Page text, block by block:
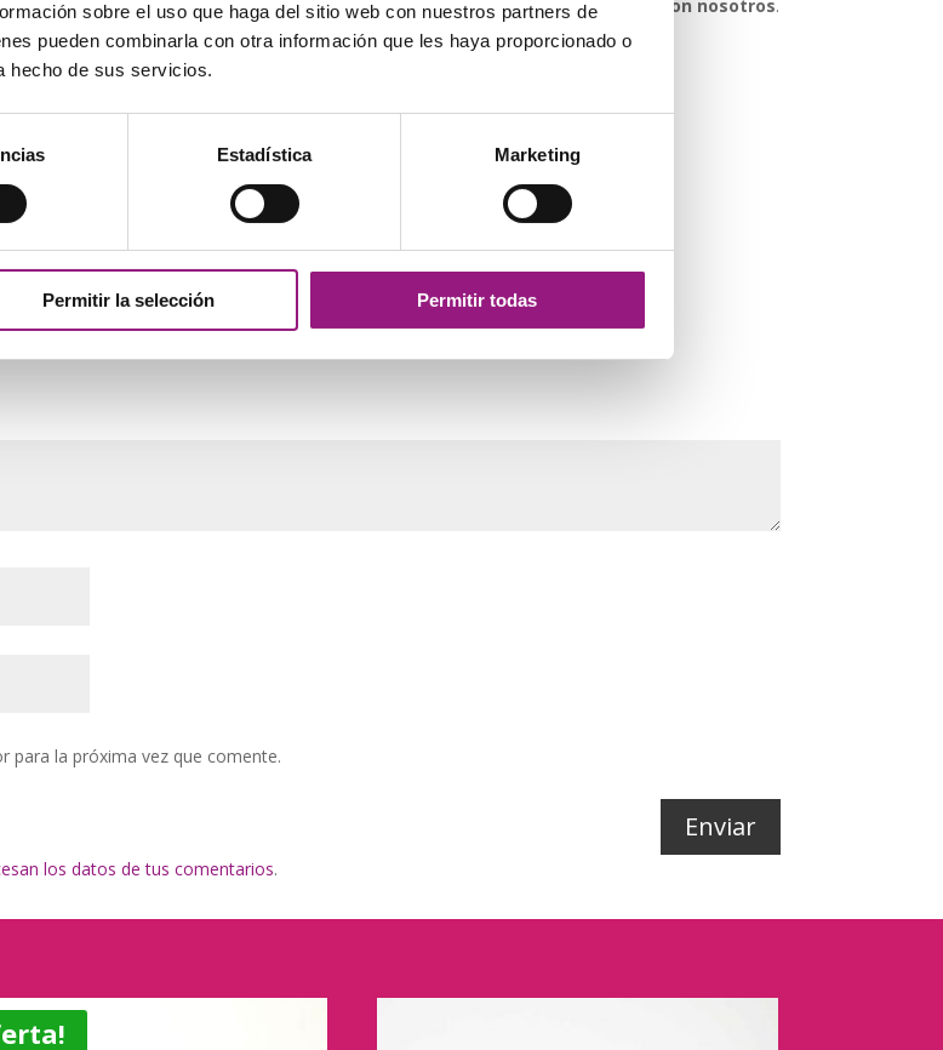
sobre el uso que haga del sitio web con nuestros partners de
pueden combinarla con otra información que les haya proporcionado o
hecho de sus servicios.
Estadística Marketing
Permitir la selección Permitir todas
Si tiene cualquier pregunta o duda sobre esta pieza, contacte con nosotros.
Estaremos encantados de poderle ayudar.
están marcados con*
para la próxima vez que comente.
Enviar
los datos de tus comentarios.